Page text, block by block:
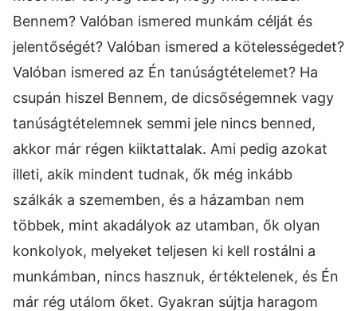
Bennem? Valóban ismered munkám célját és
jelentőségét? Valóban ismered a kötelességedet?
Valóban ismered az Én tanúságtételemet? Ha
csupán hiszel Bennem, de dicsőségemnek vagy
tanúságtételemnek semmi jele nincs benned,
akkor már régen kiiktattalak. Ami pedig azokat
illeti, akik mindent tudnak, ők még inkább
szálkák a szememben, és a házamban nem
többek, mint akadályok az utamban, ők olyan
konkolyok, melyeket teljesen ki kell rostálni a
munkámban, nincs hasznuk, értéktelenek, és Én
már rég utálom őket. Gyakran sújtja haragom